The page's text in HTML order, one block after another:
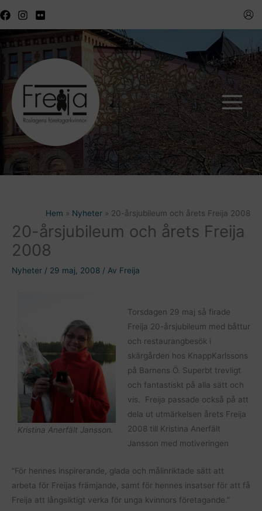
till
Hem Nyheter 20-årsjubileum och årets Freija 2008
20-årsjubileum och årets Freija
2008
Nyheter / 29 maj, 2008 / Av Freija
Kristina Anerfält Jansson.
Torsdagen 29 maj så firade
Freija 20-årsjubileum med båttur
och restaurangbesök i
skärgården hos KnappKarlssons
på Barnens Ö. Superbt trevligt
och fantastiskt på alla sätt och
vis. Freija passade också på att
dela ut utmärkelsen årets Freija
2008 till Kristina Anerfält
Jansson med motiveringen
”För hennes inspirerande, glada och målinriktade sätt att
arbeta för Freijas främjande, samt för hennes insatser för att få
Freija att långsiktigt verka för unga kvinnors företagande.”